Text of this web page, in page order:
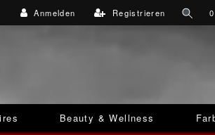
Anmelden Registrieren 0
Beauty & Wellness